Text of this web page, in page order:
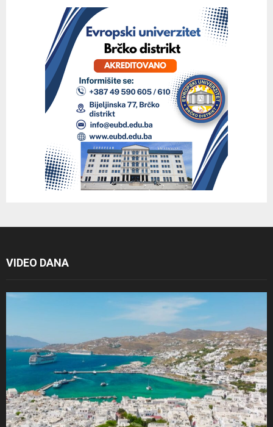
VIDEO DANA